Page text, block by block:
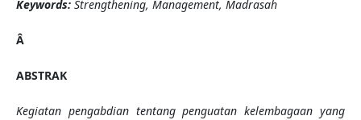
Keywords: Strengthening, Management, Madrasah
Â
ABSTRAK
Kegiatan pengabdian tentang penguatan kelembagaan yang